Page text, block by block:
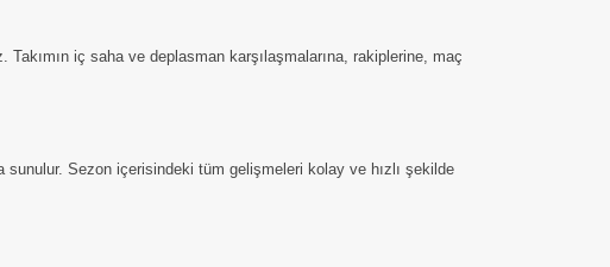
iç saha ve deplasman karşılaşmalarına, rakiplerine, maç
Sezon içerisindeki tüm gelişmeleri kolay ve hızlı şekilde